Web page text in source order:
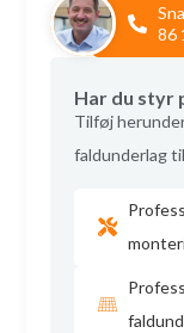
86
Har du styr
Tilføj
faldunderlag